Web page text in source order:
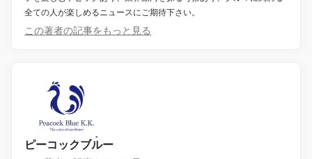
全ての人が楽しめるニュースにご期待下さい。
この著者の記事をもっと見る
ピーコックブルー